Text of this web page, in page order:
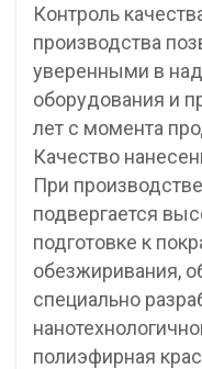
Контроль
производства
уверенными в
оборудования и
лет с момента
Качество
При
подвергается
подготовке к
обезжиривания,
специально
полиэфирная